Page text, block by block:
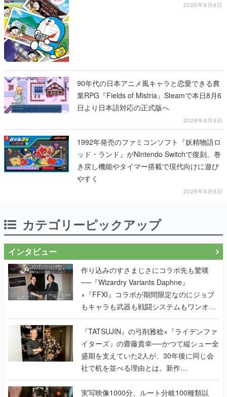
2026年8月6日
90年代の日本アニメ風キャラと恋愛できる農
業RPG『Fields of Mistria』Steamで本日8月6
日より日本語対応の正式版へ
2026年8月6日
1992年発売のファミコンソフト『妖精物語ロ
ッド・ランド』がNintendo Switchで復刻。巻
き戻し機能やタイマー搭載で現代向けに遊び
やすく
2026年8月6日
カテゴリーピックアップ
インタビュー
作り込みのすさまじさにコラボ先も驚嘆
──『Wizardry Variants Daphne』
×『FFXI』コラボが期間限定なのにジョブ
もキャラも武器も戦闘システムもワンオフ
で作り込まれた理由を両ディレクターに聞
く
『TATSUJIN』の弓削雅稔×『ライデンファ
イターズ』の齋藤貴幸──かつて縦シュー全
盛期を支えていた2人が、30年後に同じ会
社で机を並べる理由とは。新作
『TATSUJIN EXTREME』で初タッグを組
んだレジェンド2人に訊く開発秘話
実写映像1000分、ルート分岐100種類以